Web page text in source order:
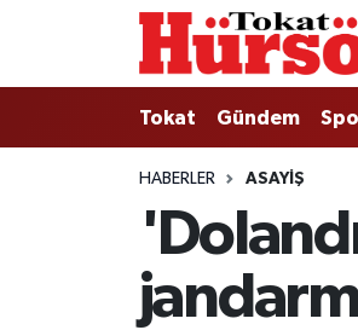
Tokat Gündem
HABERLER ASAYIŞ
Tokat
Türkiye Gündemi
Gündem
Nöbetçi Eczaneler
Hava Durumu
Tokat Namaz Vakitleri
Trafik Durumu